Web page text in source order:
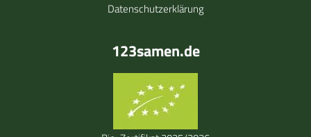
Datenschutzerklärung
123samen.de